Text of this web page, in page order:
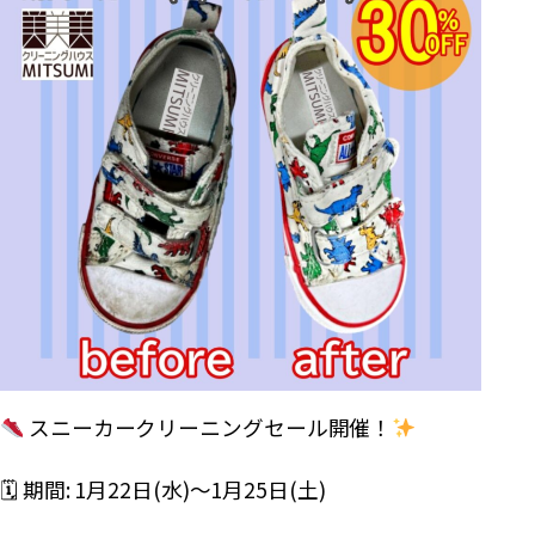
スニーカークリーニングセール開催！
🗓 期間: 1月22日(水)～1月25日(土)